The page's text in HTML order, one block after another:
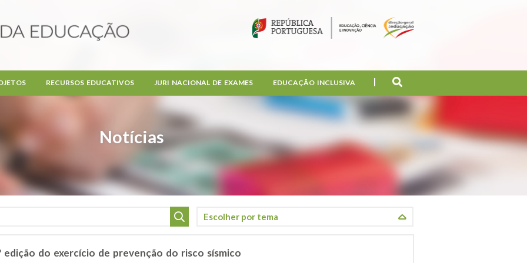
Notícias
RECURSOS EDUCATIVOS JURI NACIONAL DE EXAMES EDUCAÇÃO INCLUSIVA
edição do exercício de prevenção do risco sísmico